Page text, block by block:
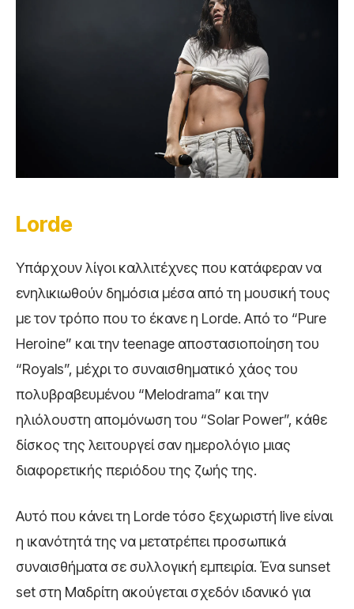
Lorde
Υπάρχουν λίγοι καλλιτέχνες που κατάφεραν να
ενηλικιωθούν δημόσια μέσα από τη μουσική τους
με τον τρόπο που το έκανε η Lorde. Από το “Pure
Heroine” και την teenage αποστασιοποίηση του
“Royals”, μέχρι το συναισθηματικό χάος του
πολυβραβευμένου “Melodrama” και την
ηλιόλουστη απομόνωση του “Solar Power”, κάθε
δίσκος της λειτουργεί σαν ημερολόγιο μιας
διαφορετικής περιόδου της ζωής της.
Αυτό που κάνει τη Lorde τόσο ξεχωριστή live είναι
η ικανότητά της να μετατρέπει προσωπικά
συναισθήματα σε συλλογική εμπειρία. Ένα sunset
set στη Μαδρίτη ακούγεται σχεδόν ιδανικό για